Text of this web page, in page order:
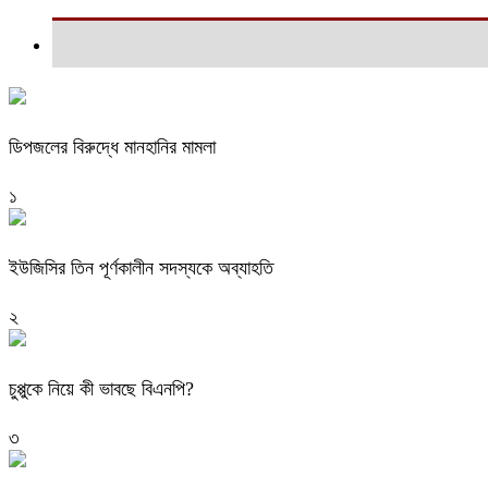
ডিপজলের বিরুদ্ধে মানহানির মামলা
১
ইউজিসির তিন পূর্ণকালীন সদস্যকে অব্যাহতি
২
চুপ্পুকে নিয়ে কী ভাবছে বিএনপি?
৩